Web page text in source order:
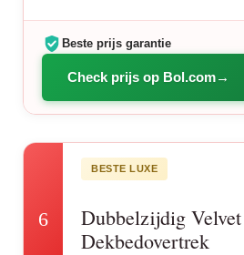
Beste prijs garantie
Check prijs op Bol.com
6
BESTE LUXE
Dubbelzijdig Velvet
Dekbedovertrek